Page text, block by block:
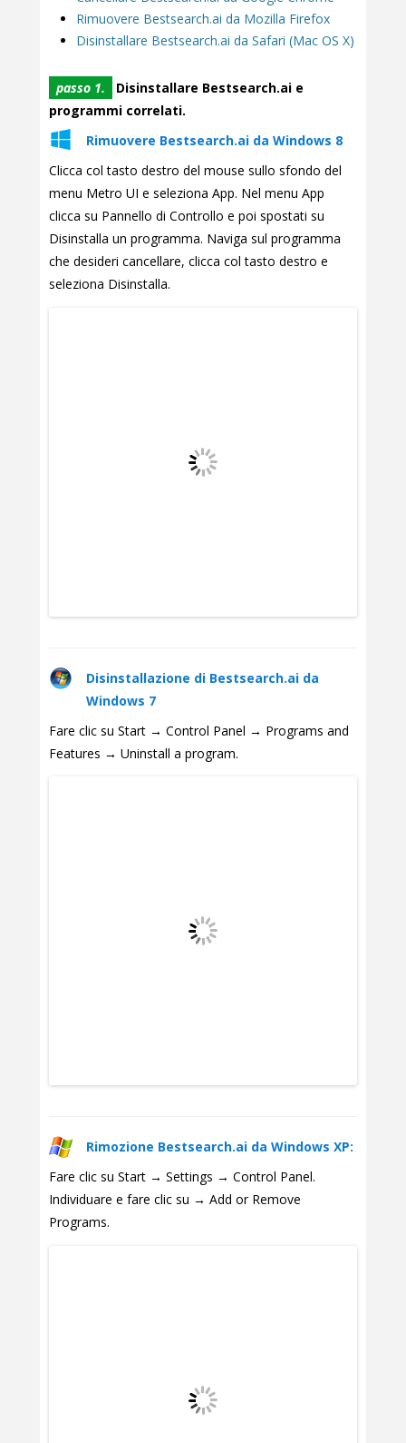
Rimuovere Bestsearch.ai da Mozilla Firefox
Disinstallare Bestsearch.ai da Safari (Mac OS X)
passo 1.
Disinstallare Bestsearch.ai e
programmi correlati.
Rimuovere Bestsearch.ai da Windows 8
Clicca col tasto destro del mouse sullo sfondo del
menu Metro UI e seleziona App. Nel menu App
clicca su Pannello di Controllo e poi spostati su
Disinstalla un programma. Naviga sul programma
che desideri cancellare, clicca col tasto destro e
seleziona Disinstalla.
Disinstallazione di Bestsearch.ai da
Windows 7
Fare clic su Start → Control Panel → Programs and
Features → Uninstall a program.
Rimozione Bestsearch.ai da Windows XP:
Fare clic su Start → Settings → Control Panel.
Individuare e fare clic su → Add or Remove
Programs.